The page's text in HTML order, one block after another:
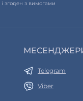
і згоден з вимогами
Telegram
Viber